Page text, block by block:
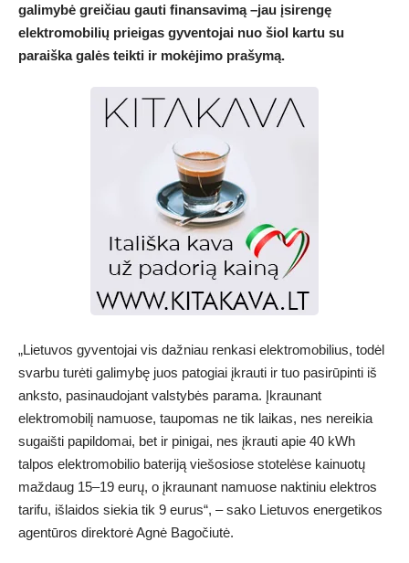
galimybė greičiau gauti finansavimą–jau įsirengę
elektromobilių prieigas gyventojai nuo šiol kartu su
paraiška galės teikti ir mokėjimo prašymą.
„Lietuvos gyventojai vis dažniau renkasi elektromobilius, todėl
svarbu turėti galimybę juos patogiai įkrauti ir tuo pasirūpinti iš
anksto, pasinaudojant valstybės parama. Įkraunant
elektromobilį namuose, taupomas ne tik laikas, nes nereikia
sugaišti papildomai, bet ir pinigai, nes įkrauti apie 40 kWh
talpos elektromobilio bateriją viešosiose stotelėse kainuotų
maždaug 15–19 eurų, o įkraunant namuose naktiniu elektros
tarifu, išlaidos siekia tik 9 eurus“, – sako Lietuvos energetikos
agentūros direktorė Agnė Bagočiutė.